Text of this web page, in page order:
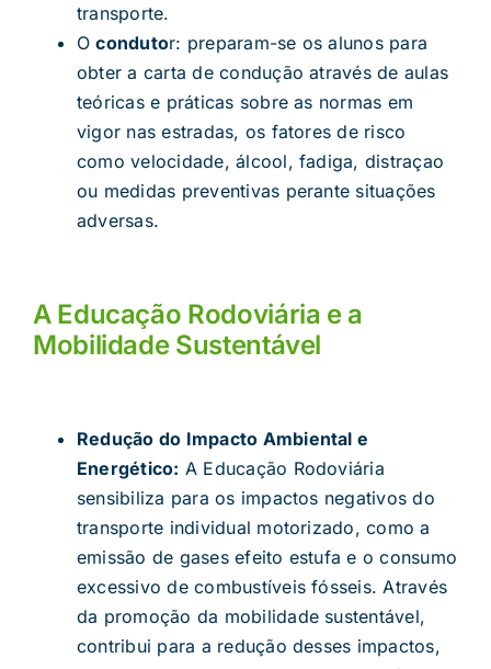
transporte.
Ocondutor: preparam-se os alunos para
obter a carta de condução através de aulas
teóricas e práticas sobre as normas em
vigor nas estradas, os fatores de risco
como velocidade, álcool, fadiga, distraçao
ou medidas preventivas perante situações
adversas.
A Educação Rodoviária e a
Mobilidade Sustentável
Redução do Impacto Ambiental e
Energético: A Educação Rodoviária
sensibiliza para os impactos negativos do
transporte individual motorizado, como a
emissão de gases efeito estufa e o consumo
excessivo de combustíveis fósseis. Através
da promoção da mobilidade sustentável,
contribui para a redução desses impactos,